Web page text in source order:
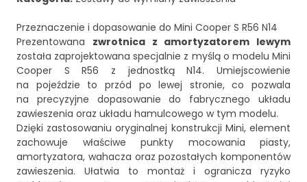
Przeznaczenie i dopasowanie do Mini Cooper S R56 N14
Prezentowana zwrotnica z amortyzatorem lewym
została zaprojektowana specjalnie z myślą o modelu Mini
Cooper S R56 z jednostką N14. Umiejscowienie
na pojeździe to przód po lewej stronie, co pozwala
na precyzyjne dopasowanie do fabrycznego układu
zawieszenia oraz układu hamulcowego w tym modelu.
Dzięki zastosowaniu oryginalnej konstrukcji Mini, element
zachowuje właściwe punkty mocowania piasty,
amortyzatora, wahacza oraz pozostałych komponentów
zawieszenia. Ułatwia to montaż i ogranicza ryzyko